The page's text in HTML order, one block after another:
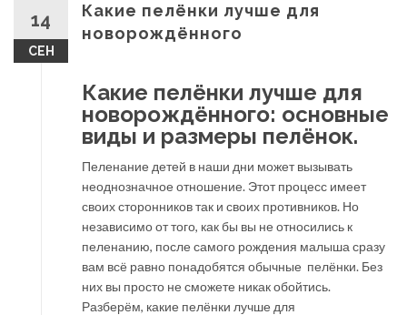
14
СЕН
Какие пелёнки лучше для
новорождённого
Какие пелёнки лучше для
новорождённого: основные
виды и размеры пелёнок.
Пеленание детей в наши дни может вызывать
неоднозначное отношение. Этот процесс имеет
своих сторонников так и своих противников. Но
независимо от того, как бы вы не относились к
пеленанию, после самого рождения малыша сразу
вам всё равно понадобятся обычные пелёнки. Без
них вы просто не сможете никак обойтись.
Разберём, какие пелёнки лучше для